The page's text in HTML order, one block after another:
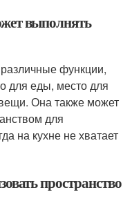
выполнять
функции,
для еды, место для
Она также может
для
на кухне не хватает
пространство